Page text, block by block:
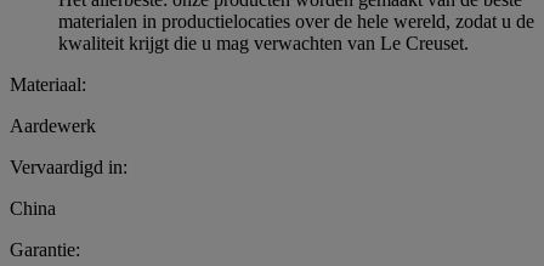
materialen in productielocaties over de hele wereld, zodat u de
kwaliteit krijgt die u mag verwachten van Le Creuset.
Materiaal:
Aardewerk
Vervaardigd in:
China
Garantie: